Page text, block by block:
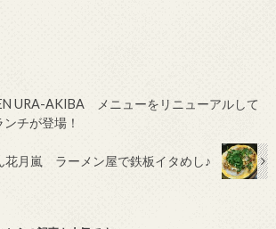
URA-AKIBA メニューをリニューアルして
チが登場！
花月嵐 ラーメン屋で鉄板イタめし♪